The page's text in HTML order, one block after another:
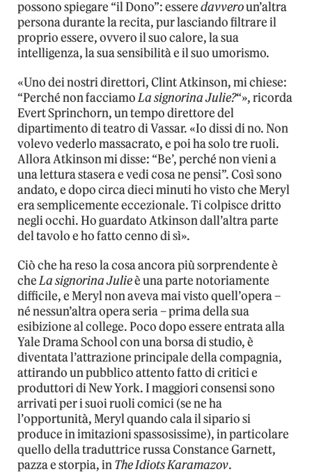
possono spiegare “il Dono”: esseredavveroun’altra
persona durante la recita, pur lasciando filtrare il
proprio essere, ovvero il suo calore, la sua
intelligenza, la sua sensibilità e il suo umorismo.
«Uno dei nostri direttori, Clint Atkinson, mi chiese:
“Perché non facciamoLa signorina Julie?“», ricorda
Evert Sprinchorn, un tempo direttore del
dipartimento di teatro di Vassar. «Io dissi di no. Non
volevo vederlo massacrato, e poi ha solo tre ruoli.
Allora Atkinson mi disse: “Be’, perché non vieni a
una lettura stasera e vedi cosa ne pensi”. Così sono
andato, e dopo circa dieci minuti ho visto che Meryl
era semplicemente eccezionale. Ti colpisce dritto
negli occhi. Ho guardato Atkinson dall’altra parte
del tavolo e ho fatto cenno di sì».
Ciò che ha reso la cosa ancora più sorprendente è
cheLa signorina Julieè una parte notoriamente
difficile, e Meryl non aveva mai visto quell’opera –
né nessun’altra opera seria – prima della sua
esibizione al college. Poco dopo essere entrata alla
Yale Drama School con una borsa di studio, è
diventata l’attrazione principale della compagnia,
attirando un pubblico attento fatto di critici e
produttori di New York. I maggiori consensi sono
arrivati per i suoi ruoli comici (se ne ha
l’opportunità, Meryl quando cala il sipario si
produce in imitazioni spassosissime), in particolare
quello della traduttrice russa Constance Garnett,
pazza e storpia, inThe Idiots Karamazov.